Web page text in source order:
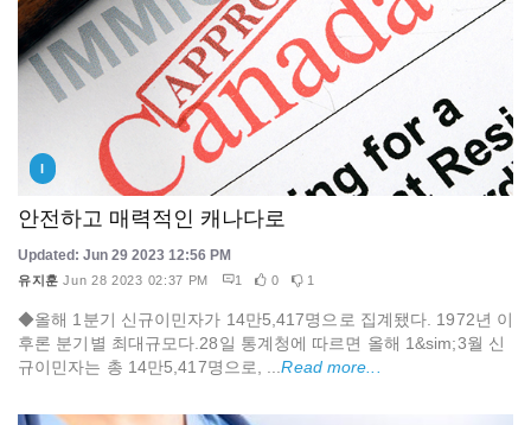
안전하고 매력적인 캐나다로
Updated: Jun 29 2023 12:56 PM
유지훈 Jun 28 2023 02:37 PM 1 0 1
◆올해 1분기 신규이민자가 14만5,417명으로 집계됐다. 1972년 이
후론 분기별 최대규모다.28일 통계청에 따르면 올해 1&sim;3월 신
규이민자는 총 14만5,417명으로, ...Read more...